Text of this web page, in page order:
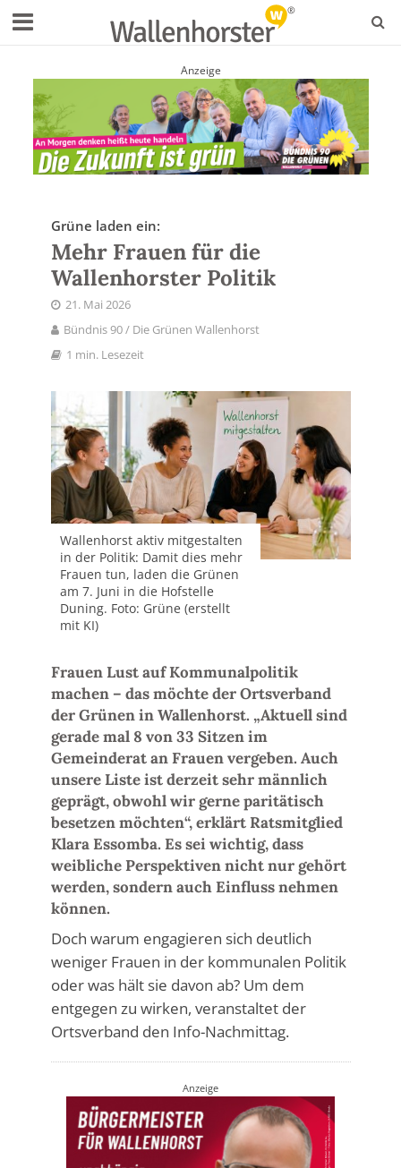
Anzeige
Grüne laden ein:
Mehr Frauen für die
Wallenhorster Politik
21. Mai 2026
Bündnis 90 / Die Grünen Wallenhorst
1 min. Lesezeit
Wallenhorst aktiv mitgestalten
in der Politik: Damit dies mehr
Frauen tun, laden die Grünen
am 7. Juni in die Hofstelle
Duning. Foto: Grüne (erstellt
mit KI)
Frauen Lust auf Kommunalpolitik
machen – das möchte der Ortsverband
der Grünen in Wallenhorst. „Aktuell sind
gerade mal 8 von 33 Sitzen im
Gemeinderat an Frauen vergeben. Auch
unsere Liste ist derzeit sehr männlich
geprägt, obwohl wir gerne paritätisch
besetzen möchten“, erklärt Ratsmitglied
Klara Essomba. Es sei wichtig, dass
weibliche Perspektiven nicht nur gehört
werden, sondern auch Einfluss nehmen
können.
Doch warum engagieren sich deutlich
weniger Frauen in der kommunalen Politik
oder was hält sie davon ab? Um dem
entgegen zu wirken, veranstaltet der
Ortsverband den Info-Nachmittag.
Anzeige